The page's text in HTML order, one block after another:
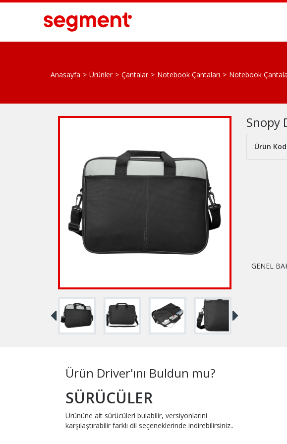
Anasayfa Ürünler Çantalar Notebook Çantaları Notebook
Snopy
Ürün
GENEL
Ürün Driver'ını Buldun mu?
SÜRÜCÜLER
Ürününe ait sürücüleri bulabilir, versiyonlarini
karşılaştırabilir farklı dil seçeneklerinde indirebilirsiniz..